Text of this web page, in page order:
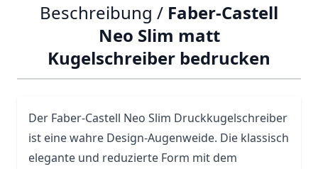
Beschreibung / Faber-Castell
Neo Slim matt
Kugelschreiber bedrucken
Der Faber-Castell Neo Slim Druckkugelschreiber
ist eine wahre Design-Augenweide. Die klassisch
elegante und reduzierte Form mit dem